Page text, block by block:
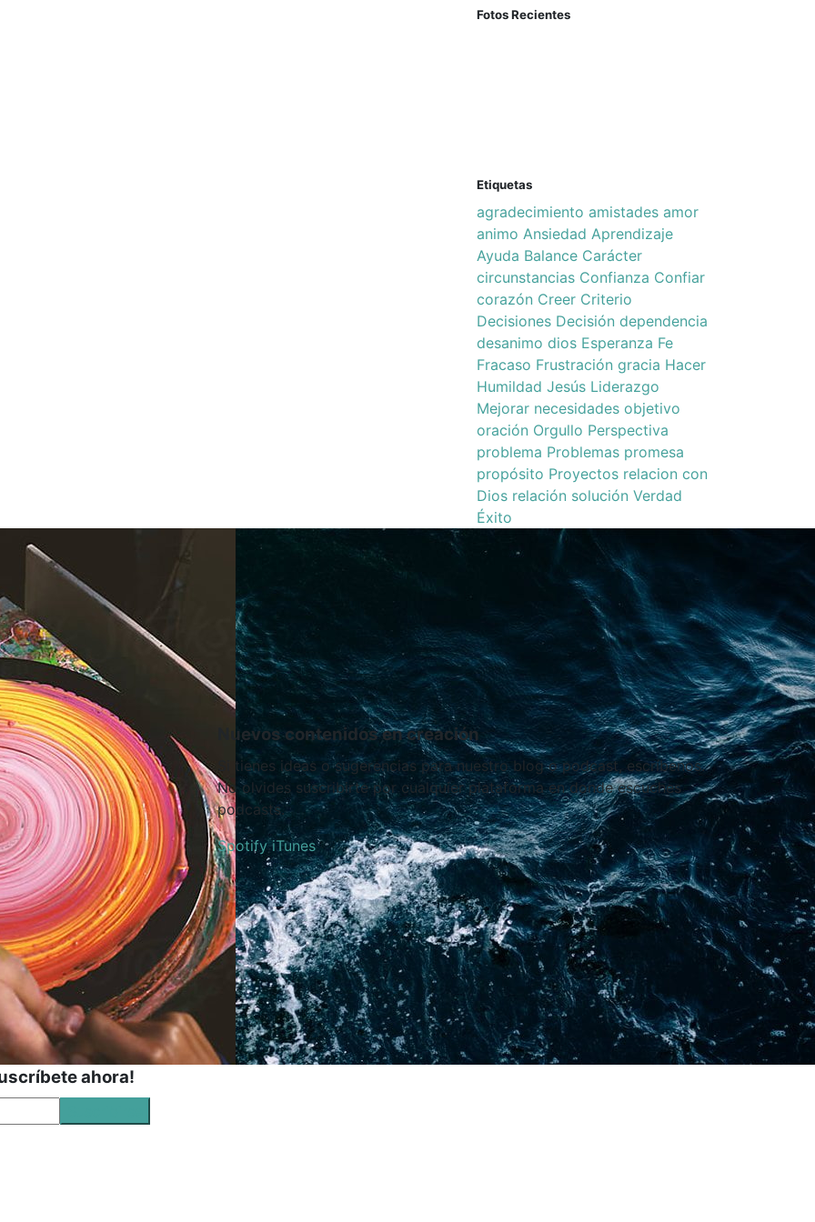
Fotos Recientes
Etiquetas
agradecimiento amistades amor
animo Ansiedad Aprendizaje
Ayuda Balance Carácter
circunstancias Confianza Confiar
corazón Creer Criterio
Decisiones Decisión dependencia
desanimo dios Esperanza Fe
Fracaso Frustración gracia Hacer
Humildad Jesús Liderazgo
Mejorar necesidades objetivo
oración Orgullo Perspectiva
problema Problemas promesa
propósito Proyectos relacion con
Dios relación solución Verdad
Éxito
Nuevos contenidos en creación
Si tienes ideas o sugerencias para nuestro blog o podcast, escríbenos.
No olvides suscribirte por cualquier plataforma en donde escuches
podcasts.
Spotify iTunes
ahora!